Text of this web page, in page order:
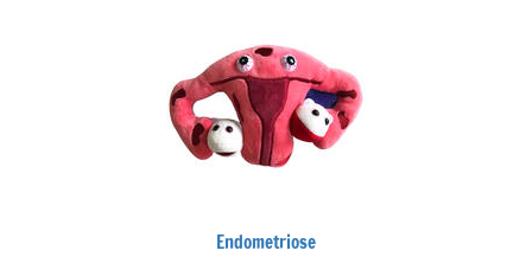
Endometriose